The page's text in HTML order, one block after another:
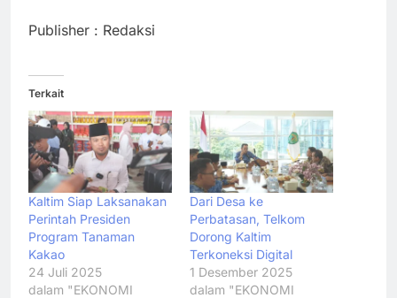
Publisher : Redaksi
Terkait
Kaltim Siap Laksanakan
Perintah Presiden
Program Tanaman
Kakao
24 Juli 2025
dalam "EKONOMI
Dari Desa ke
Perbatasan, Telkom
Dorong Kaltim
Terkoneksi Digital
1 Desember 2025
dalam "EKONOMI